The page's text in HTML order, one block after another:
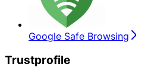
Google Safe Browsing
Trustprofile